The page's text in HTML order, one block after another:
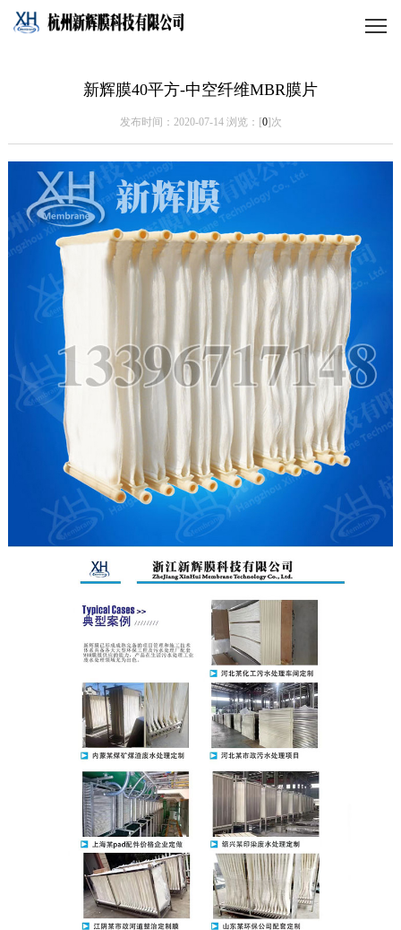
新辉膜40平方-中空纤维MBR膜片
发布时间：2020-07-14 浏览：[0]次